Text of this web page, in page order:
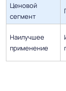
Ценовой
сегмент
Наилучшее
применение